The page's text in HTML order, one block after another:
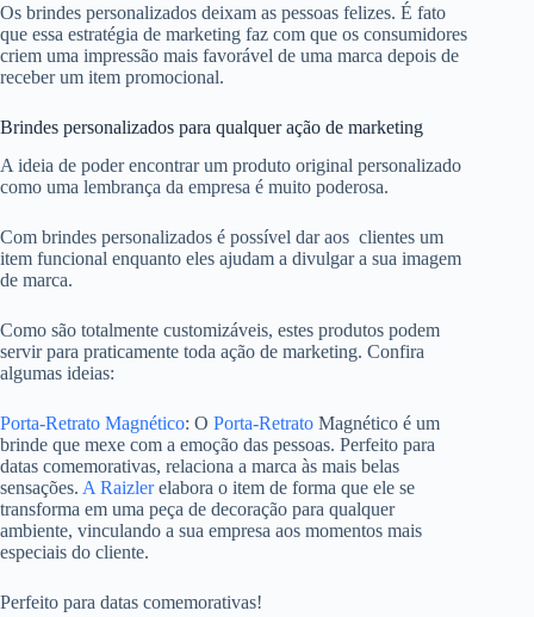
Os brindes personalizados deixam as pessoas felizes. É fato
que essa estratégia de marketing faz com que os consumidores
criem uma impressão mais favorável de uma marca depois de
receber um item promocional.
Brindes personalizados para qualquer ação de marketing
A ideia de poder encontrar um produto original personalizado
como uma lembrança da empresa é muito poderosa.
Com brindes personalizados é possível dar aos clientes um
item funcional enquanto eles ajudam a divulgar a sua imagem
de marca.
Como são totalmente customizáveis, estes produtos podem
servir para praticamente toda ação de marketing. Confira
algumas ideias:
Porta-Retrato Magnético: O Porta-Retrato Magnético é um
brinde que mexe com a emoção das pessoas. Perfeito para
datas comemorativas, relaciona a marca às mais belas
sensações. A Raizlerelabora o item de forma que ele se
transforma em uma peça de decoração para qualquer
ambiente, vinculando a sua empresa aos momentos mais
especiais do cliente.
Perfeito para datas comemorativas!